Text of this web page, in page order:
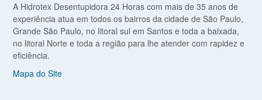
A Hidrotex Desentupidora 24 Horas com mais de 35 anos de
experiência atua em todos os bairros da cidade de São Paulo,
Grande São Paulo, no litoral sul em Santos e toda a baixada,
no litoral Norte e toda a região para lhe atender com rapidez e
eficiência.
Mapa do Site